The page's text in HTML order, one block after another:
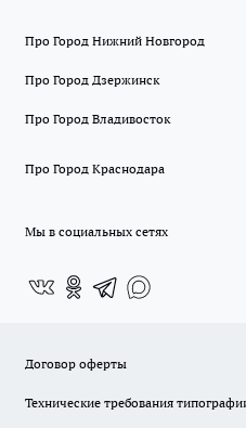
Про Город Нижний Новгород
Про Город Дзержинск
Про Город Владивосток
Про Город Краснодара
Мы в социальных сетях
Договор оферты
Технические требования